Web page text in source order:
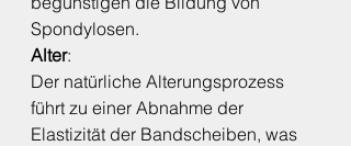
Spondylosen.
Alter:
Der natürliche Alterungsprozess
führt zu einer Abnahme der
Elastizität der Bandscheiben, was